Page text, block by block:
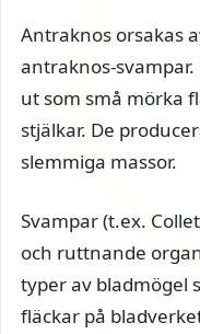
Antraknos orsakas
antraknos-
ut som små mörka
stjälkar. De
slemmiga massor.
Svampar (t.ex.
och ruttnande
typer av bladmögel
fläckar på